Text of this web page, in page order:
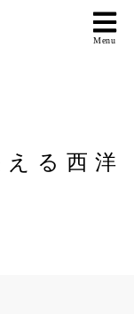
Menu
る西洋